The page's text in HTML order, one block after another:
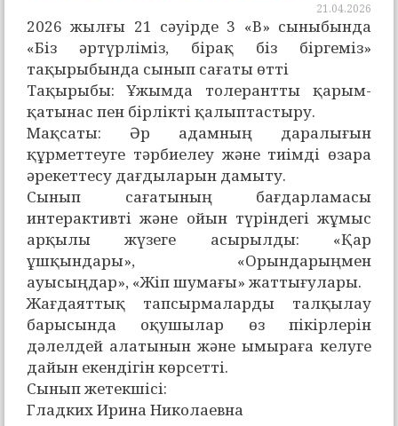
21.04.2026
2026 жылғы 21 сәуірде 3 «В» сыныбында
«Біз әртүрліміз, бірақ біз біргеміз»
тақырыбында сынып сағаты өтті
Тақырыбы: Ұжымда толерантты қарым-
қатынас пен бірлікті қалыптастыру.
Мақсаты: Әр адамның даралығын
құрметтеуге тәрбиелеу және тиімді өзара
әрекеттесу дағдыларын дамыту.
Сынып сағатының бағдарламасы
интерактивті және ойын түріндегі жұмыс
арқылы жүзеге асырылды: «Қар
ұшқындары», «Орындарыңмен
ауысыңдар», «Жіп шумағы» жаттығулары.
Жағдаяттық тапсырмаларды талқылау
барысында оқушылар өз пікірлерін
дәлелдей алатынын және ымыраға келуге
дайын екендігін көрсетті.
Сынып жетекшісі:
Гладких Ирина Николаевна